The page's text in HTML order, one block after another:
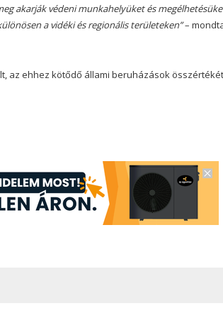
akarják védeni munkahelyüket és
a vidéki és regionális területeken”–
az ehhez kötődő állami beruházások